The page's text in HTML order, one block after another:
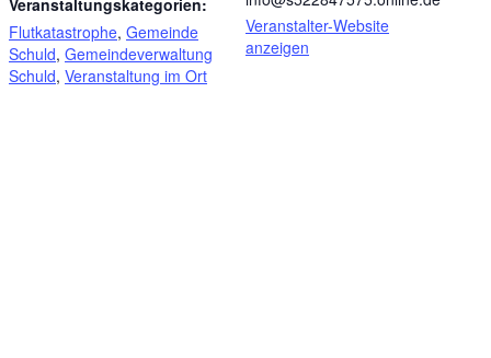
Veranstaltungskategorien:
Flutkatastrophe, Gemeinde
Schuld, Gemeindeverwaltung
Schuld, Veranstaltung im Ort
Veranstalter-Website
anzeigen